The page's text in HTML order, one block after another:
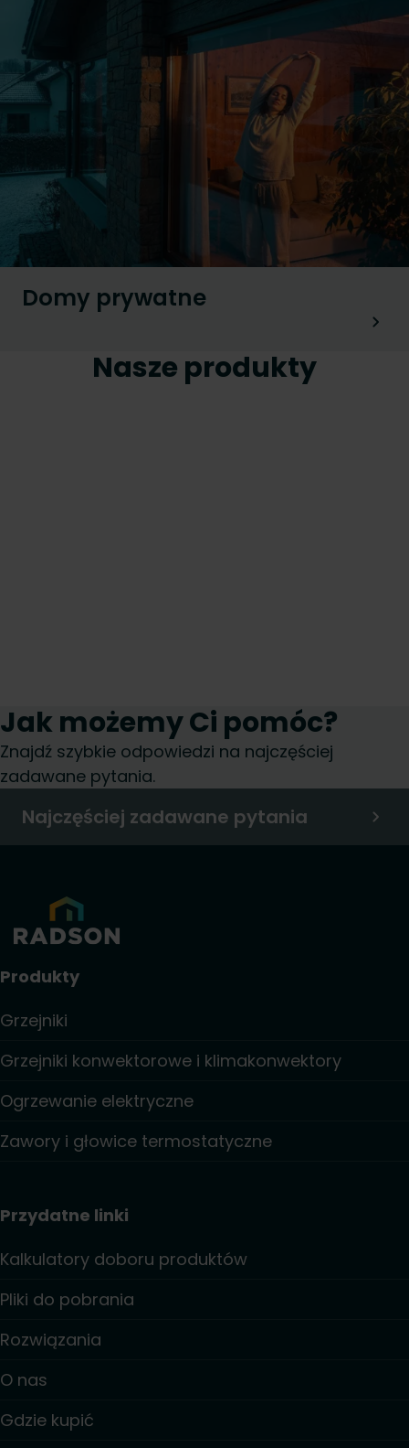
Domy prywatne
Nasze produkty
Jak możemy Ci pomóc?
Znajdź szybkie odpowiedzi na najczęściej
zadawane pytania.
Najczęściej zadawane pytania
Produkty
Grzejniki
Grzejniki konwektorowe i klimakonwektory
Ogrzewanie elektryczne
Zawory i głowice termostatyczne
Przydatne linki
Kalkulatory doboru produktów
Pliki do pobrania
Rozwiązania
O nas
Gdzie kupić